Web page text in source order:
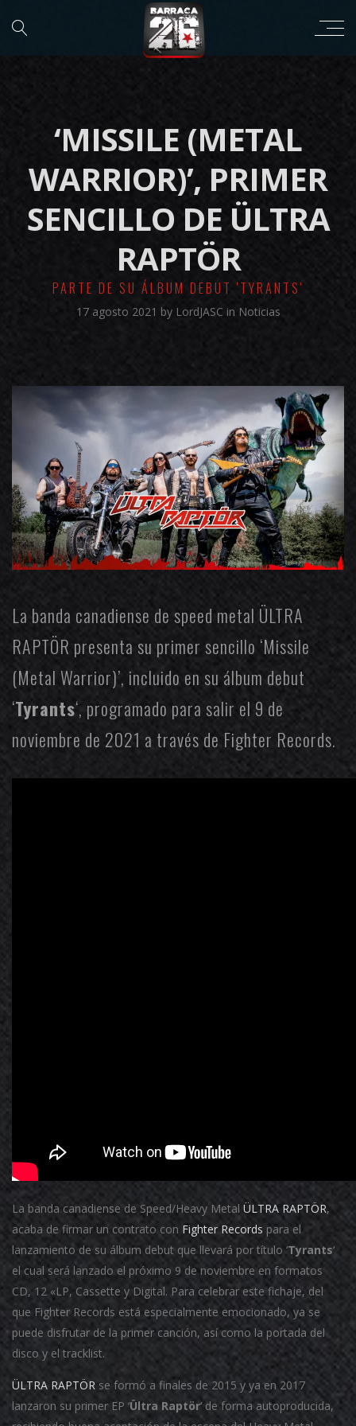
‘MISSILE (METAL
WARRIOR)’, PRIMER
SENCILLO DE ÜLTRA
RAPTÖR
PARTE DE SU ÁLBUM DEBUT 'TYRANTS'
17 agosto 2021 by LordJASC in Noticias
La banda canadiense de speed metal ÜLTRA
RAPTÖR presenta su primer sencillo ‘Missile
(Metal Warrior)’, incluido en su álbum debut
‘Tyrants‘, programado para salir el 9 de
noviembre de 2021 a través de Fighter Records.
La banda canadiense de Speed/Heavy Metal ÜLTRA RAPTÖR,
acaba de firmar un contrato con Fighter Records para el
lanzamiento de su álbum debut que llevará por título ‘Tyrants‘
el cual será lanzado el próximo 9 de noviembre en formatos
CD, 12 «LP, Cassette y Digital. Para celebrar este fichaje, del
que Fighter Records está especialmente emocionado, ya se
puede disfrutar de la primer canción, así como la portada del
disco y el tracklist.
ÜLTRA RAPTÖR se formó a finales de 2015 y ya en 2017
lanzaron su primer EP ‘Ültra Raptör‘ de forma autoproducida,